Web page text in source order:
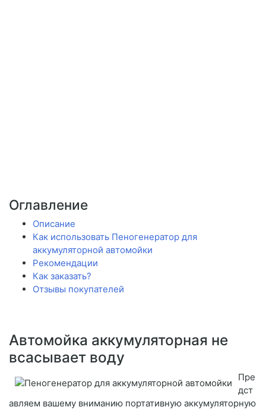
Оглавление
Описание
Как использовать Пеногенератор для
аккумуляторной автомойки
Рекомендации
Как заказать?
Отзывы покупателей
Автомойка аккумуляторная не
всасывает воду
Пре
дст
авляем вашему вниманию портативную аккумуляторную